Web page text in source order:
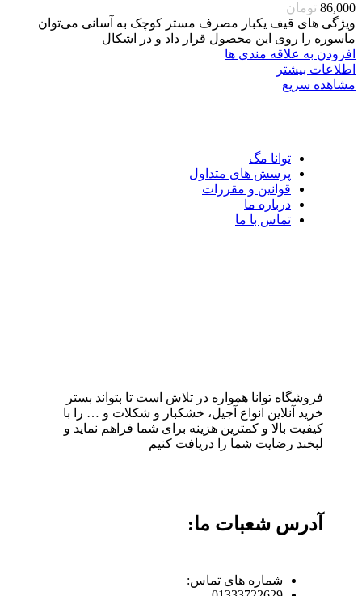
86,000 تومان
ویژگی های قیف یکبار مصرف مستر کوچک به آسانی می‌توان
ماسوره را روی این محصول قرار داد و در اشکال
افزودن به علاقه مندی ها
اطلاعات بیشتر
مشاهده سریع
توانا مگ
پرسش های متداول
قوانین و مقررات
درباره ما
تماس با ما
فروشگاه توانا همواره در تلاش است تا بتواند بستر
خرید آنلاین انواع آجیل، خشکبار و شکلات و … را با
کیفیت بالا و کمترین هزینه برای شما فراهم نماید و
لبخند رضایت شما را دریافت کنیم
آدرس شعبات ما:
شماره های تماس: